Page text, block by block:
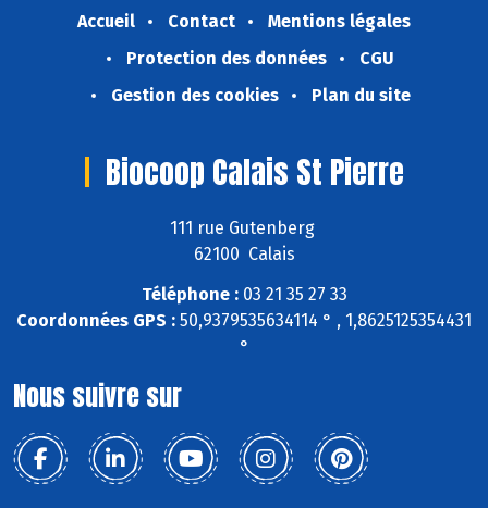
Accueil Contact
Mentions légales
Protection des données
CGU
Gestion des cookies
Plan du site
Biocoop Calais St Pierre
111 rue Gutenberg
62100 Calais
Téléphone :03 21 35 27 33
Coordonnées GPS : 50,9379535634114 ° , 1,8625125354431
°
Nous suivre sur